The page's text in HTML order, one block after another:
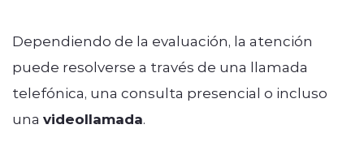
Dependiendo de la evaluación, la atención
puede resolverse a través de una llamada
telefónica, una consulta presencial o incluso
una videollamada.